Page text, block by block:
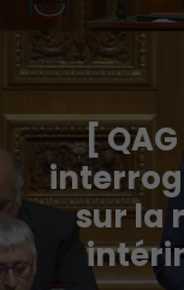
[
sur la